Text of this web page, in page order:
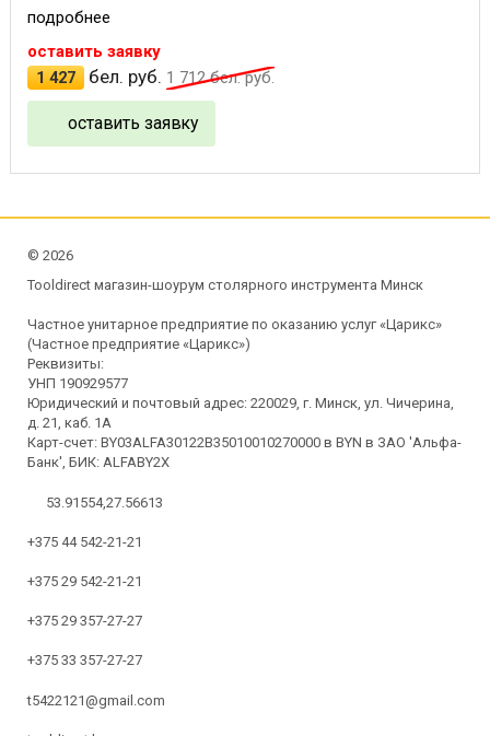
подробнее
оставить заявку
1 427
бел. руб. 1 712бел. руб.
оставить заявку
© 2026
Tooldirect магазин-шоурум столярного инструмента Минск
Частное унитарное предприятие по оказанию услуг «Царикс»
(Частное предприятие «Царикс»)
Реквизиты:
УНП 190929577
Юридический и почтовый адрес: 220029, г. Минск, ул. Чичерина,
д. 21, каб. 1А
Карт-счет: BY03ALFA30122B35010010270000 в BYN в ЗАО 'Альфа-
Банк', БИК: ALFABY2X
53.91554,27.56613
+375 44 542-21-21
+375 29 542-21-21
+375 29 357-27-27
+375 33 357-27-27
t5422121@gmail.com